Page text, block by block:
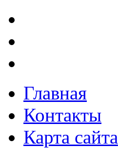
Главная
Контакты
Карта сайта